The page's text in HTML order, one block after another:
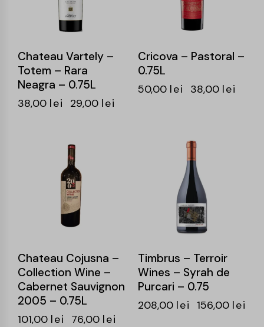
Chateau Vartely –
Totem – Rara
Neagra – 0.75L
38,00 lei 29,00 lei
Cricova – Pastoral –
0.75L
50,00 lei 38,00 lei
Chateau Cojusna –
Collection Wine –
Cabernet Sauvignon
2005 – 0.75L
101,00 lei 76,00 lei
Timbrus – Terroir
Wines – Syrah de
Purcari – 0.75
208,00 lei 156,00 lei